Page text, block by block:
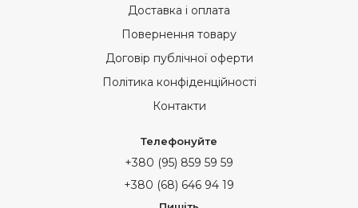
Доставка і оплата
Повернення товару
Договір публічної оферти
Політика конфіденційності
Контакти
Телефонуйте
+380 (95) 859 59 59
+380 (68) 646 94 19